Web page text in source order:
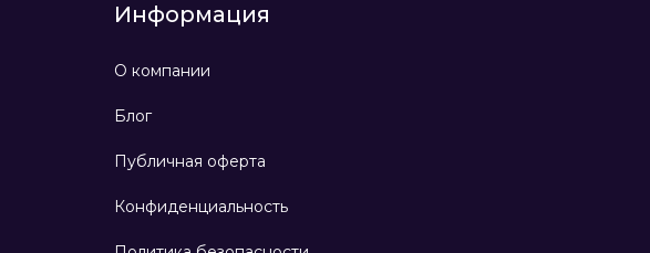
Информация
О компании
Блог
Публичная оферта
Конфиденциальность